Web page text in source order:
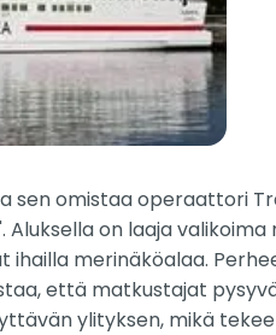
sen omistaa operaattori
on laaja
ihailla merinäköalaa.
että matkustajat
ylityksen, mikä